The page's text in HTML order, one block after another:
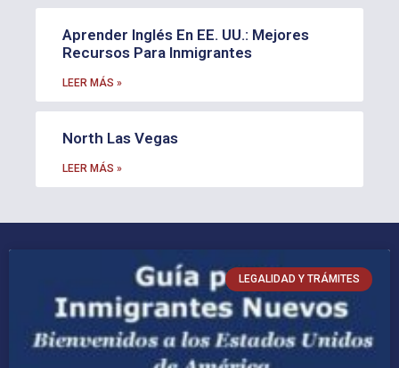
Aprender Inglés En EE. UU.: Mejores
Recursos Para Inmigrantes
LEER MÁS »
North Las Vegas
LEER MÁS »
LEGALIDAD Y TRÁMITES